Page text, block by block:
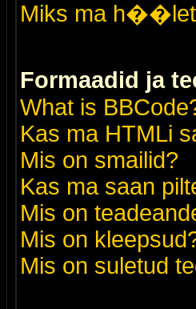
Miks ma
Formaadid ja
What is
Kas ma HTMLi
Mis on smailid?
Kas ma saan
Mis on
Mis on
Mis on suletud